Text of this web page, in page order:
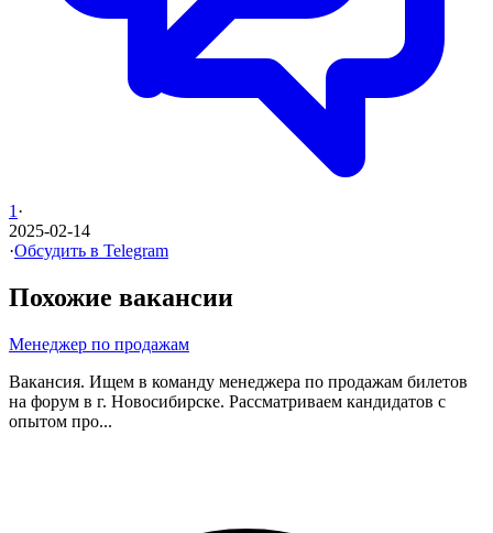
1 ·
2025-02-14
·Обсудить в Telegram
Похожие вакансии
Менеджер по продажам
Вакансия. Ищем в команду менеджера по продажам билетов
на форум в г. Новосибирске. Рассматриваем кандидатов с
опытом про...